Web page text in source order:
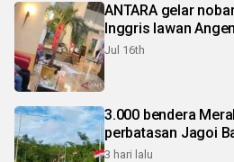
ANTARA gelar
Inggris lawan
Jul 16th
3.000 bendera
perbatasan Jagoi
3 hari lalu